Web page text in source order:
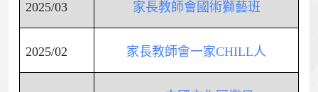
2025/03 家長教師會國術獅藝班
2025/02 家長教師會一家CHILL人